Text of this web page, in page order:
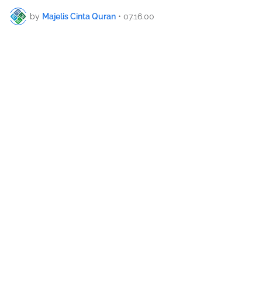
by Majelis Cinta Quran • 07.16.00